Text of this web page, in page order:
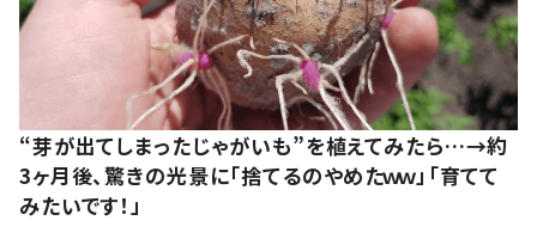
“芽が出てしまったじゃがいも”を植えてみたら…→約
3ヶ月後、驚きの光景に「捨てるのやめたｗｗ」「育てて
みたいです！」